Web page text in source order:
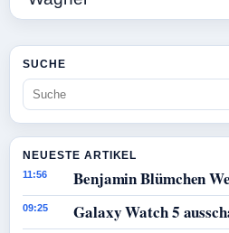
SUCHE
NEUESTE ARTIKEL
11:56 Benjamin Blümchen
09:25 Galaxy Watch 5